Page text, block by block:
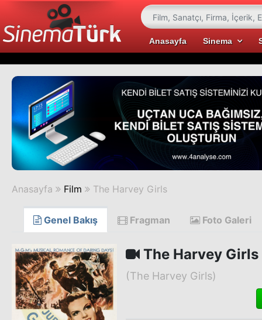
Anasayfa Sinema
Anasayfa Film The Harvey Girls
Genel Bakış Fragman Foto Galeri
The Harvey Girls
(The Harvey Girls)